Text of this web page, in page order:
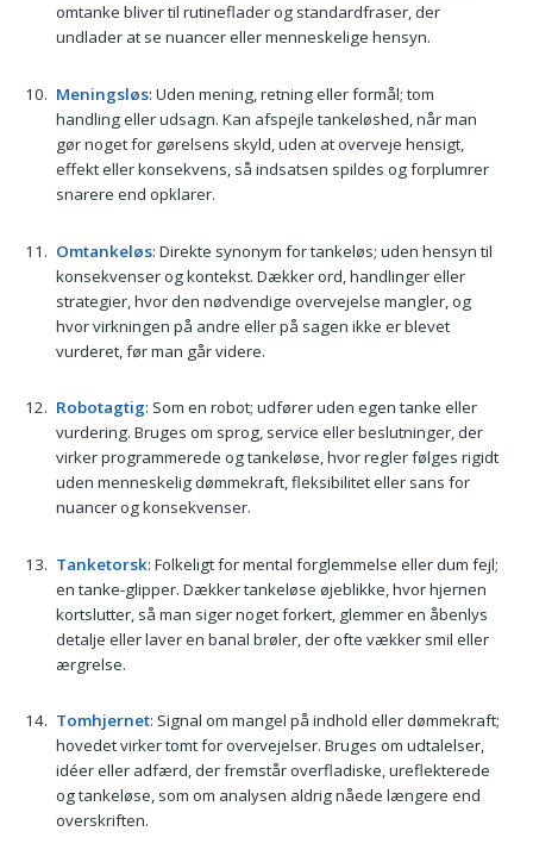
omtanke bliver til rutineflader og standardfraser, der
undlader at se nuancer eller menneskelige hensyn.
Meningsløs: Uden mening, retning eller formål; tom
handling eller udsagn. Kan afspejle tankeløshed, når man
gør noget for gørelsens skyld, uden at overveje hensigt,
effekt eller konsekvens, så indsatsen spildes og forplumrer
snarere end opklarer.
Omtankeløs: Direkte synonym for tankeløs; uden hensyn til
konsekvenser og kontekst. Dækker ord, handlinger eller
strategier, hvor den nødvendige overvejelse mangler, og
hvor virkningen på andre eller på sagen ikke er blevet
vurderet, før man går videre.
Robotagtig: Som en robot; udfører uden egen tanke eller
vurdering. Bruges om sprog, service eller beslutninger, der
virker programmerede og tankeløse, hvor regler følges rigidt
uden menneskelig dømmekraft, fleksibilitet eller sans for
nuancer og konsekvenser.
Tanketorsk: Folkeligt for mental forglemmelse eller dum fejl;
en tanke-glipper. Dækker tankeløse øjeblikke, hvor hjernen
kortslutter, så man siger noget forkert, glemmer en åbenlys
detalje eller laver en banal brøler, der ofte vækker smil eller
ærgrelse.
Tomhjernet: Signal om mangel på indhold eller dømmekraft;
hovedet virker tomt for overvejelser. Bruges om udtalelser,
idéer eller adfærd, der fremstår overfladiske, ureflekterede
og tankeløse, som om analysen aldrig nåede længere end
overskriften.